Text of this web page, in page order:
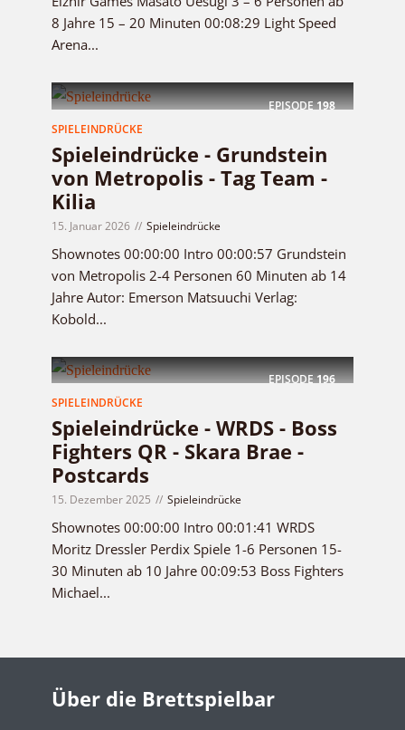
8 Jahre 15 – 20 Minuten 00:08:29 Light Speed
Arena...
EPISODE198
SPIELEINDRÜCKE
Spieleindrücke - Grundstein
von Metropolis - Tag Team -
Kilia
15. Januar 2026 Spieleindrücke
Shownotes 00:00:00 Intro 00:00:57 Grundstein
von Metropolis 2-4 Personen 60 Minuten ab 14
Jahre Autor: Emerson Matsuuchi Verlag:
Kobold...
EPISODE196
SPIELEINDRÜCKE
Spieleindrücke - WRDS - Boss
Fighters QR - Skara Brae -
Postcards
15. Dezember 2025 Spieleindrücke
Shownotes 00:00:00 Intro 00:01:41 WRDS
Moritz Dressler Perdix Spiele 1-6 Personen 15-
30 Minuten ab 10 Jahre 00:09:53 Boss Fighters
Michael...
Über die Brettspielbar